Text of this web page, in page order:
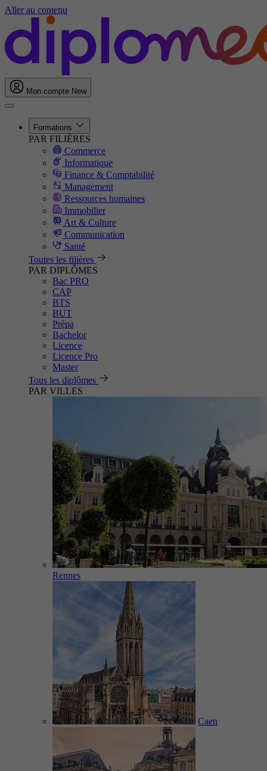
Aller au contenu
Mon compte New
Formations
PAR FILIÈRES
Commerce
Informatique
Finance & Comptabilité
Management
Ressources humaines
Immobilier
Art & Culture
Communication
Santé
Toutes les filières
PAR DIPLÔMES
Bac PRO
CAP
BTS
BUT
Prépa
Bachelor
Licence
Licence Pro
Master
Tous les diplômes
PAR VILLES
Rennes
Caen